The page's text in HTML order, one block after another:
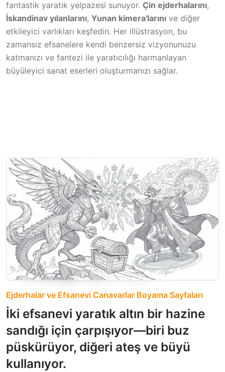
fantastik yaratık yelpazesi sunuyor. Çin ejderhalarını,
İskandinav yılanlarını, Yunan kimera'larını ve diğer
etkileyici varlıkları keşfedin. Her illüstrasyon, bu
zamansız efsanelere kendi benzersiz vizyonunuzu
katmanızı ve fantezi ile yaratıcılığı harmanlayan
büyüleyici sanat eserleri oluşturmanızı sağlar.
Ejderhalar ve Efsanevi Canavarlar Boyama Sayfaları
İki efsanevi yaratık altın bir hazine
sandığı için çarpışıyor—biri buz
püskürüyor, diğeri ateş ve büyü
kullanıyor.